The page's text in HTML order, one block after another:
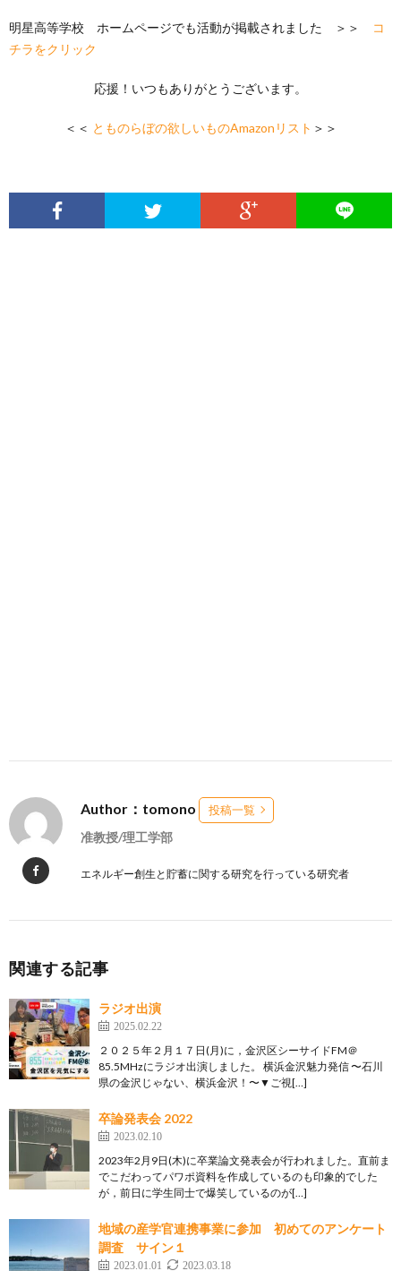
明星高等学校 ホームページでも活動が掲載されました ＞＞
コ
チラをクリック
応援！いつもありがとうございます。
＜＜ とものらぼの欲しいものAmazonリスト ＞＞
Author：tomono 投稿一覧
准教授/理工学部
エネルギー創生と貯蓄に関する研究を行っている研究者
関連する記事
ラジオ出演
2025.02.22
２０２５年２月１７日(月)に，金沢区シーサイドFM＠
85.5MHzにラジオ出演しました。 横浜金沢魅力発信 〜石川
県の金沢じゃない、横浜金沢！〜▼ご視[…]
卒論発表会 2022
2023.02.10
2023年2月9日(木)に卒業論文発表会が行われました。直前ま
でこだわってパワポ資料を作成しているのも印象的でした
が，前日に学生同士で爆笑しているのが[…]
地域の産学官連携事業に参加 初めてのアンケート
調査 サイン１
2023.01.01 2023.03.18